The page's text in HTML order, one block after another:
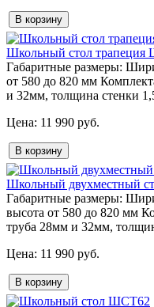
В корзину
Школьный стол
Габаритные размеры:
от 580 до 820 мм
и 32мм, толщина стенки
11 990 руб.
В корзину
Школьный двухместный
Габаритные размеры:
высота от 580 до 820 мм
труба 28мм и 32мм,
11 990 руб.
В корзину